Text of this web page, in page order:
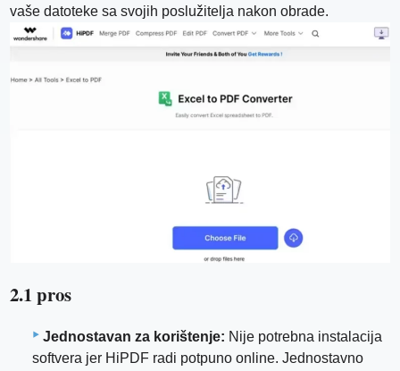
vaše datoteke sa svojih poslužitelja nakon obrade.
2.1 pros
Jednostavan za korištenje: Nije potrebna instalacija
softvera jer HiPDF radi potpuno online. Jednostavno